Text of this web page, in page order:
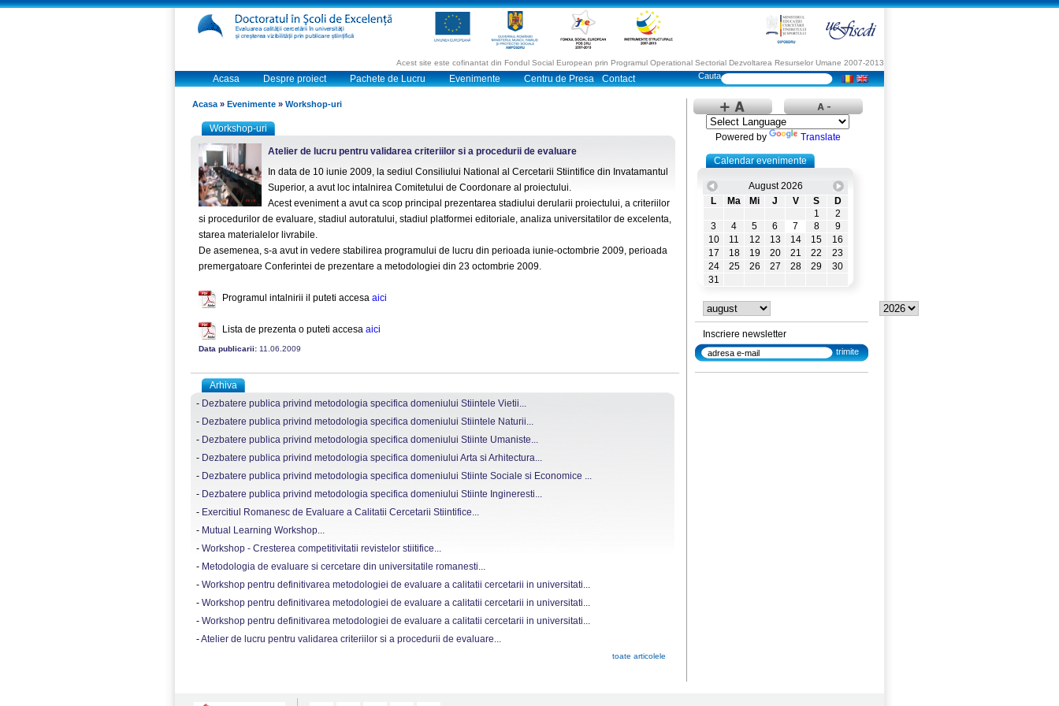
Acest site este cofinantat din Fondul Social European prin Programul Operational Sectorial Dezvoltarea Resurselor Umane 2007-2013
Acasa Despre proiect Pachete de Lucru Evenimente Centru de Presa Contact
Acasa » Evenimente » Workshop-uri
Workshop-uri
Atelier de lucru pentru validarea criteriilor si a procedurii de evaluare
In data de 10 iunie 2009, la sediul Consiliului National al Cercetarii Stiintifice din Invatamantul
Superior, a avut loc intalnirea Comitetului de Coordonare al proiectului.
Acest eveniment a avut ca scop principal prezentarea stadiului derularii proiectului, a criteriilor
si procedurilor de evaluare, stadiul autoratului, stadiul platformei editoriale, analiza universitatilor de excelenta,
starea materialelor livrabile.
De asemenea, s-a avut in vedere stabilirea programului de lucru din perioada iunie-octombrie 2009, perioada
premergatoare Conferintei de prezentare a metodologiei din 23 octombrie 2009.
Programul intalnirii il puteti accesa aici
Lista de prezenta o puteti accesa aici
Data publicarii: 11.06.2009
Arhiva
- Dezbatere publica privind metodologia specifica domeniului Stiintele Vietii...
- Dezbatere publica privind metodologia specifica domeniului Stiintele Naturii...
- Dezbatere publica privind metodologia specifica domeniului Stiinte Umaniste...
- Dezbatere publica privind metodologia specifica domeniului Arta si Arhitectura...
- Dezbatere publica privind metodologia specifica domeniului Stiinte Sociale si Economice ...
- Dezbatere publica privind metodologia specifica domeniului Stiinte Ingineresti...
- Exercitiul Romanesc de Evaluare a Calitatii Cercetarii Stiintifice...
- Mutual Learning Workshop...
- Workshop - Cresterea competitivitatii revistelor stiitifice...
- Metodologia de evaluare si cercetare din universitatile romanesti...
- Workshop pentru definitivarea metodologiei de evaluare a calitatii cercetarii in universitati...
- Workshop pentru definitivarea metodologiei de evaluare a calitatii cercetarii in universitati...
- Workshop pentru definitivarea metodologiei de evaluare a calitatii cercetarii in universitati...
-Atelier de lucru pentru validarea criteriilor si a procedurii de evaluare...
toate articolele
Powered by Translate
Calendar evenimente
August 2026
L
Ma Mi J V S
D
1
2
3
4 5 6 7 8
9
10
11 12 13 14 15
16
17
18 19 20 21 22
23
24
25 26 27 28 29
30
31
Inscriere newsletter